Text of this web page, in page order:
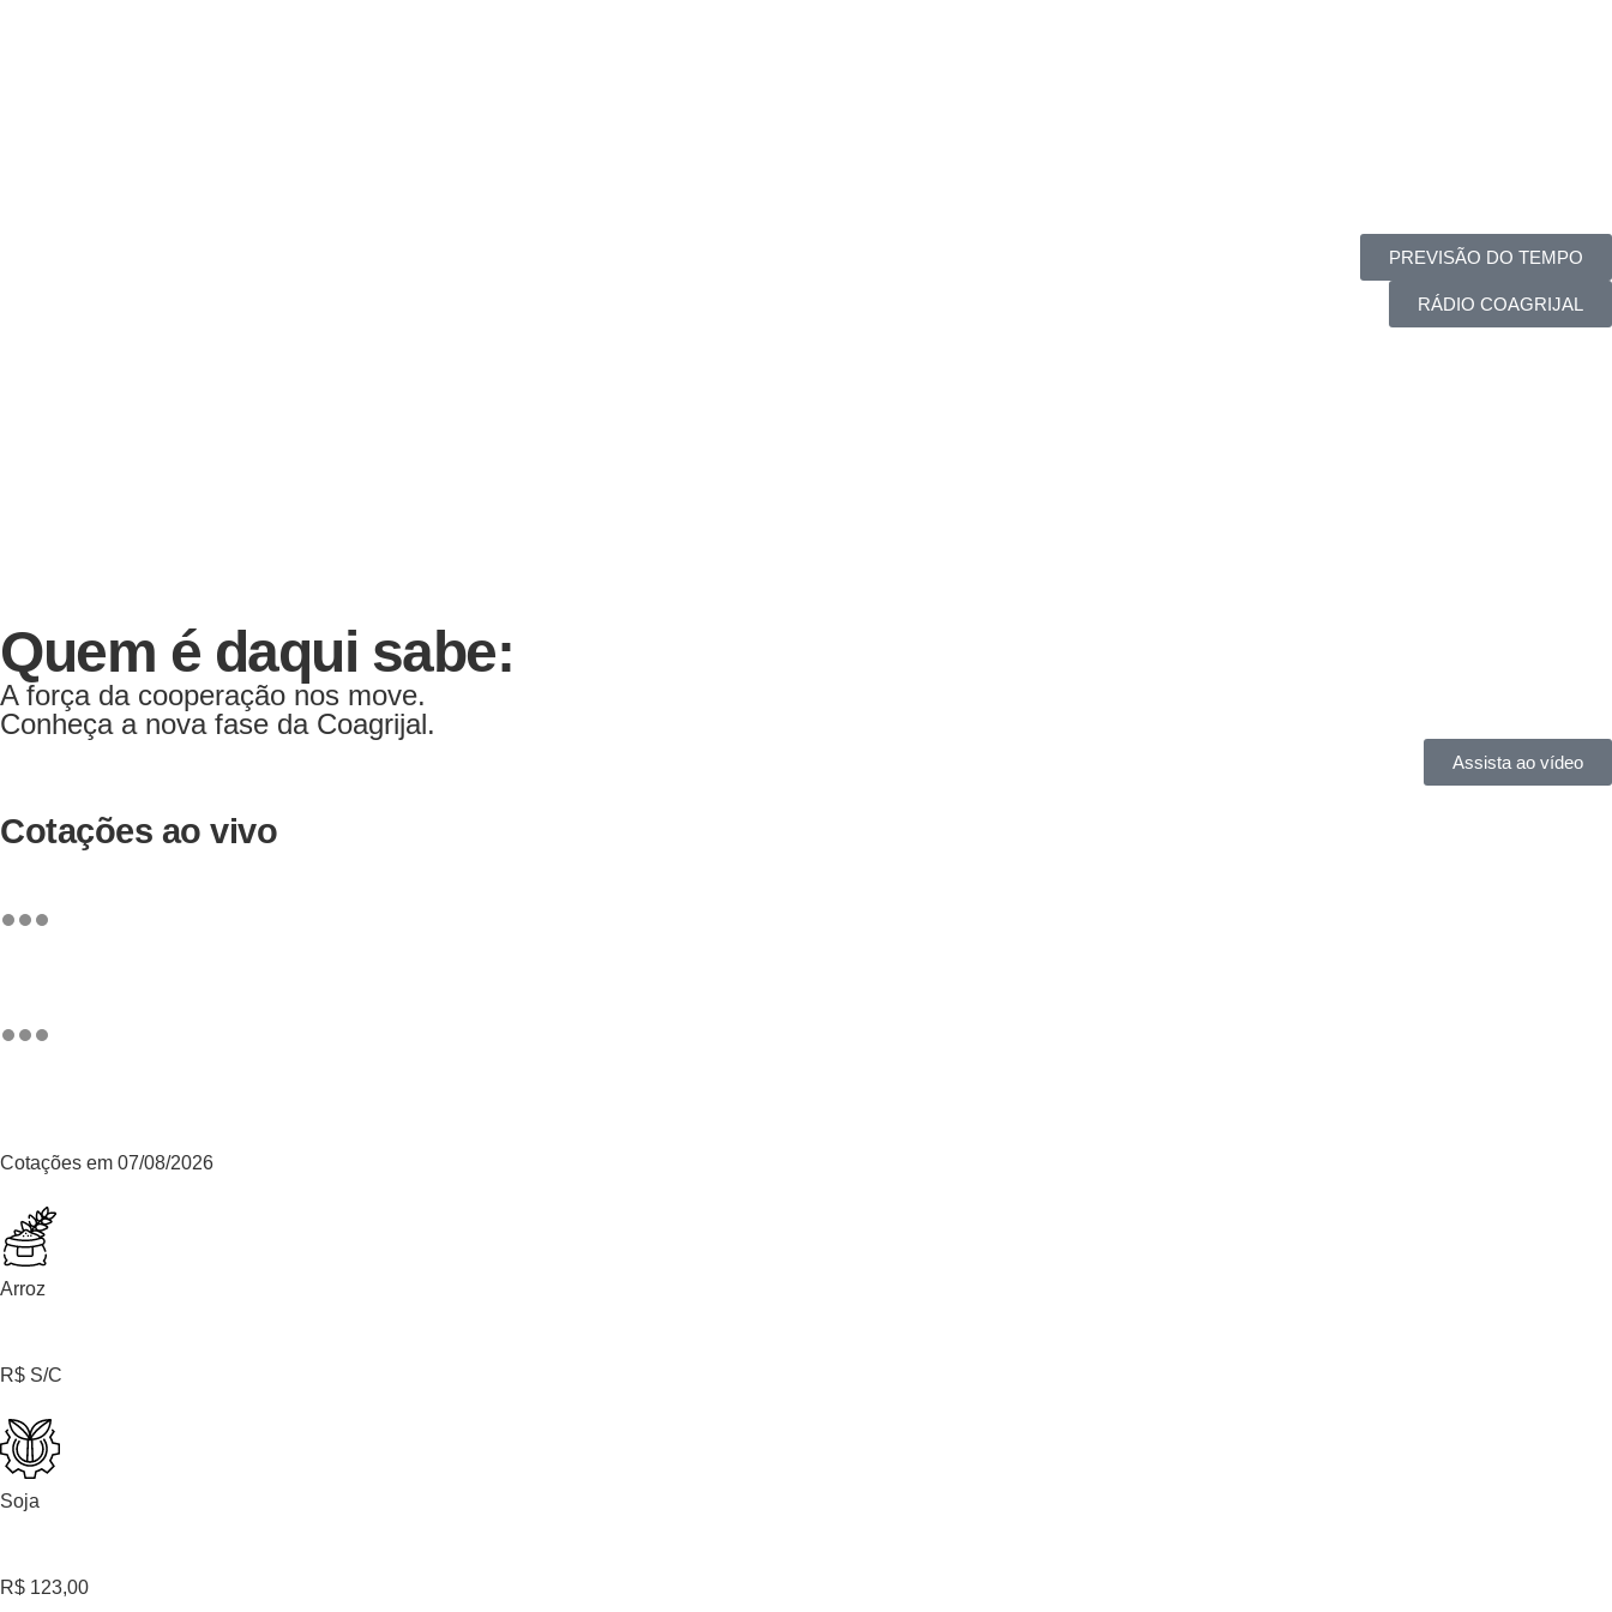
PREVISÃO DO TEMPO
RÁDIO COAGRIJAL
Quem é daqui sabe:
A força da cooperação nos move.
Conheça a nova fase da Coagrijal.
Assista ao vídeo
Cotações ao vivo
Cotações em 07/08/2026
Arroz
R$ S/C
Soja
R$ 123,00